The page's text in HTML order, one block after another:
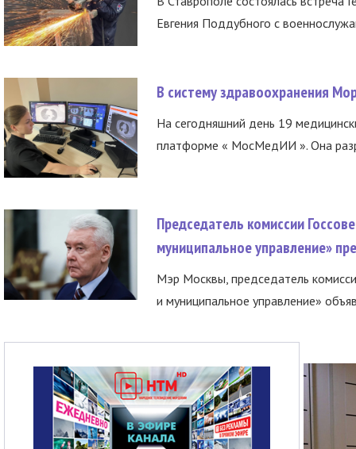
Евгения Поддубного с
В систему здравоохранения
На сегодняшний день 19
платформе « МосМедИИ ». Она
Председатель комиссии
муниципальное управление»
Мэр Москвы, председатель
и муниципальное управление»